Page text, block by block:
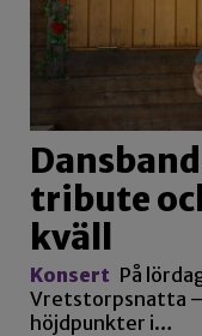
tribute
kväll
Konsert På
Vretstorpsnatta –
höjdpunkter i…